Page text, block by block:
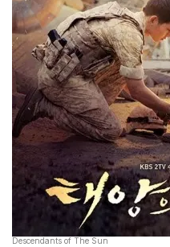
Descendants of The Sun